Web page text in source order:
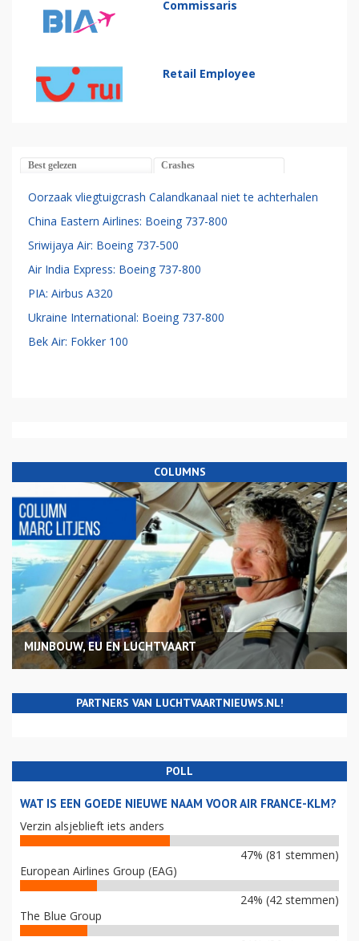
Commissaris
Retail Employee
Best gelezen Crashes
Oorzaak vliegtuigcrash Calandkanaal niet te achterhalen
China Eastern Airlines: Boeing 737-800
Sriwijaya Air: Boeing 737-500
Air India Express: Boeing 737-800
PIA: Airbus A320
Ukraine International: Boeing 737-800
Bek Air: Fokker 100
COLUMNS
MIJNBOUW, EU EN LUCHTVAART
PARTNERS VAN LUCHTVAARTNIEUWS.NL!
POLL
WAT IS EEN GOEDE NIEUWE NAAM VOOR AIR FRANCE-KLM?
Verzin alsjeblieft iets anders
47% (81 stemmen)
European Airlines Group (EAG)
24% (42 stemmen)
The Blue Group